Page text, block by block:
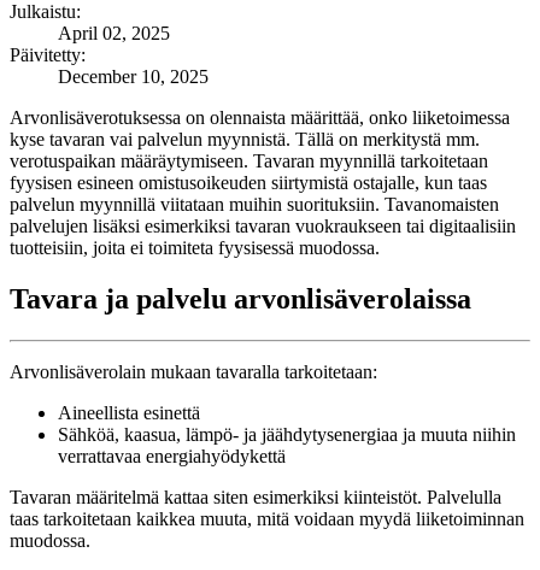
Julkaistu:
April 02, 2025
Päivitetty:
December 10, 2025
Arvonlisäverotuksessa on olennaista määrittää, onko liiketoimessa
kyse tavaran vai palvelun myynnistä. Tällä on merkitystä mm.
verotuspaikan määräytymiseen. Tavaran myynnillä tarkoitetaan
fyysisen esineen omistusoikeuden siirtymistä ostajalle, kun taas
palvelun myynnillä viitataan muihin suorituksiin. Tavanomaisten
palvelujen lisäksi esimerkiksi tavaran vuokraukseen tai digitaalisiin
tuotteisiin, joita ei toimiteta fyysisessä muodossa.
Tavara ja palvelu arvonlisäverolaissa
Arvonlisäverolain mukaan tavaralla tarkoitetaan:
Aineellista esinettä
Sähköä, kaasua, lämpö- ja jäähdytysenergiaa ja muuta niihin
verrattavaa energiahyödykettä
Tavaran määritelmä kattaa siten esimerkiksi kiinteistöt. Palvelulla
taas tarkoitetaan kaikkea muuta, mitä voidaan myydä liiketoiminnan
muodossa.